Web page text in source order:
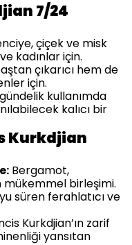
7/24
çiçek ve misk
kadınlar için.
çıkarıcı hem de
için.
kullanımda
kalıcı bir
Kurkdjian
Bergamot,
birleşimi.
süren ferahlatıcı ve
Kurkdjian’ın zarif
yansıtan